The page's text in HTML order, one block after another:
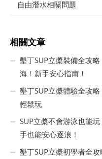
自由潛水相關問題
相關文章
墾丁SUP立槳裝備全攻
海！新手安心指南！
墾丁SUP立槳體驗全攻
輕鬆玩
SUP立槳不會游泳也能
手也能安心逐浪！
墾丁SUP立槳初學者全